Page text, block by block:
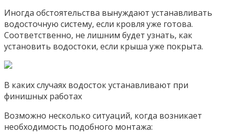
Иногда обстоятельства вынуждают устанавливать
водосточную систему, если кровля уже готова.
Соответственно, не лишним будет узнать, как
установить водостоки, если крыша уже покрыта.
В каких случаях водосток устанавливают при
финишных работах
Возможно несколько ситуаций, когда возникает
необходимость подобного монтажа: